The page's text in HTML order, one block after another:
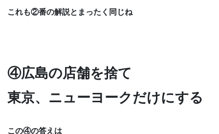
これも②番の解説とまったく同じね
④広島の店舗を捨て
東京、ニューヨークだけにする
この④の答えは